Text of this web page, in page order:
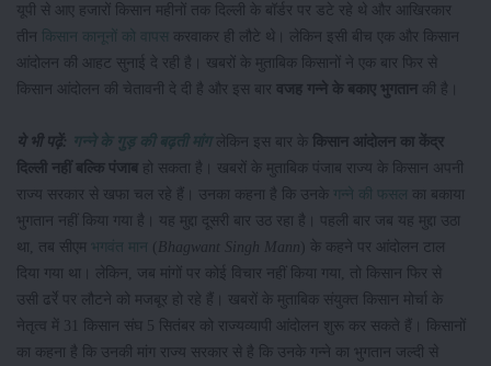
यूपी से आए हजारों किसान महीनों तक दिल्ली के बॉर्डर पर डटे रहे थे और आखिरकार
तीन
किसान कानूनों को वापस करवाकर ही लौटे थे। लेकिन इसी बीच एक और किसान
आंदोलन की आहट सुनाई दे रही है। खबरों के मुताबिक किसानों ने एक बार फिर से
किसान आंदोलन की चेतावनी दे दी है और इस बार वजह गन्ने के बकाए भुगतान की है।
ये भी पढ़ें: गन्ने के गुड़ की बढ़ती मांगलेकिन इस बार के किसान आंदोलन का केंद्र
दिल्ली नहीं बल्कि पंजाब हो सकता है। खबरों के मुताबिक पंजाब राज्य के किसान अपनी
राज्य सरकार से खफा चल रहे हैं। उनका कहना है कि उनके गन्ने की फसल का बकाया
भुगतान नहीं किया गया है। यह मुद्दा दूसरी बार उठ रहा है। पहली बार जब यह मुद्दा उठा
था, तब सीएम
भगवंत मान ( Bhagwant Singh Mann ) के कहने पर आंदोलन टाल
दिया गया था। लेकिन, जब मांगों पर कोई विचार नहीं किया गया, तो किसान फिर से
उसी ढर्रे पर लौटने को मजबूर हो रहे हैं। खबरों के मुताबिक संयुक्त किसान मोर्चा के
नेतृत्व में 31 किसान संघ 5 सितंबर को राज्यव्यापी आंदोलन शुरू कर सकते हैं। किसानों
का कहना है कि उनकी मांग राज्य सरकार से है कि उनके गन्ने का भुगतान जल्दी से